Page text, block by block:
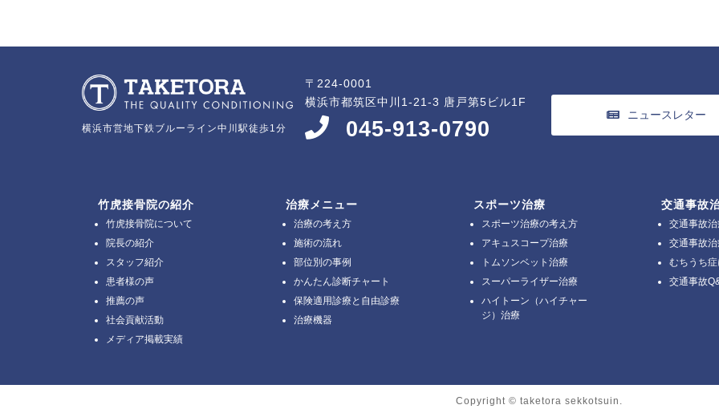
横浜市営地下鉄ブルーライン中川駅徒歩1分
〒224-0001
横浜市都筑区中川1-21-3 唐戸第5ビル1F
045-913-0790
ニュースレター
竹虎接骨院の紹介
竹虎接骨院について
院長の紹介
スタッフ紹介
患者様の声
推薦の声
社会貢献活動
メディア掲載実績
治療メニュー
治療の考え方
施術の流れ
部位別の事例
かんたん診断チャート
保険適用診療と自由診療
治療機器
スポーツ治療
スポーツ治療の考え方
アキュスコープ治療
トムソンベット治療
スーパーライザー治療
ハイトーン（ハイチャー
ジ）治療
交通事故
交通事故
交通事故
むちうち
交通事故
Copyright © taketora sekkotsuin.